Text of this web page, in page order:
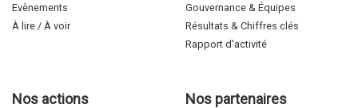
Evènements
À lire / À voir
Gouvernance & Équipes
Résultats & Chiffres clés
Rapport d'activité
Nos actions Nos partenaires